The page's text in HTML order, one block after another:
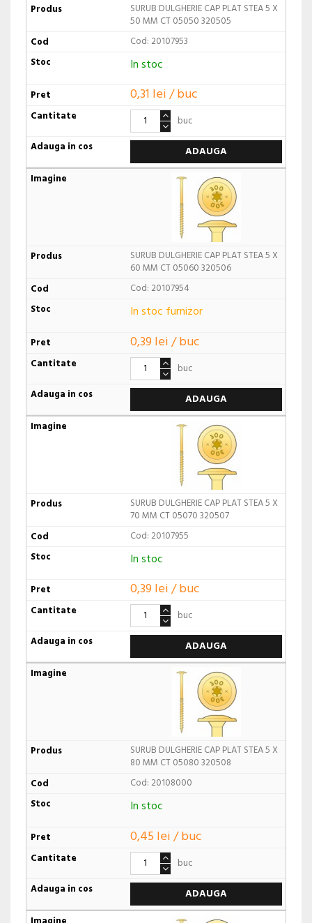
SURUB DULGHERIE CAP PLAT STEA 5 X
50 MM CT 05050 320505
Cod: 20107953
In stoc
0,31 lei / buc
buc
ADAUGA
SURUB DULGHERIE CAP PLAT STEA 5 X
60 MM CT 05060 320506
Cod: 20107954
In stoc furnizor
0,39 lei / buc
buc
ADAUGA
SURUB DULGHERIE CAP PLAT STEA 5 X
70 MM CT 05070 320507
Cod: 20107955
In stoc
0,39 lei / buc
buc
ADAUGA
SURUB DULGHERIE CAP PLAT STEA 5 X
80 MM CT 05080 320508
Cod: 20108000
In stoc
0,45 lei / buc
buc
ADAUGA